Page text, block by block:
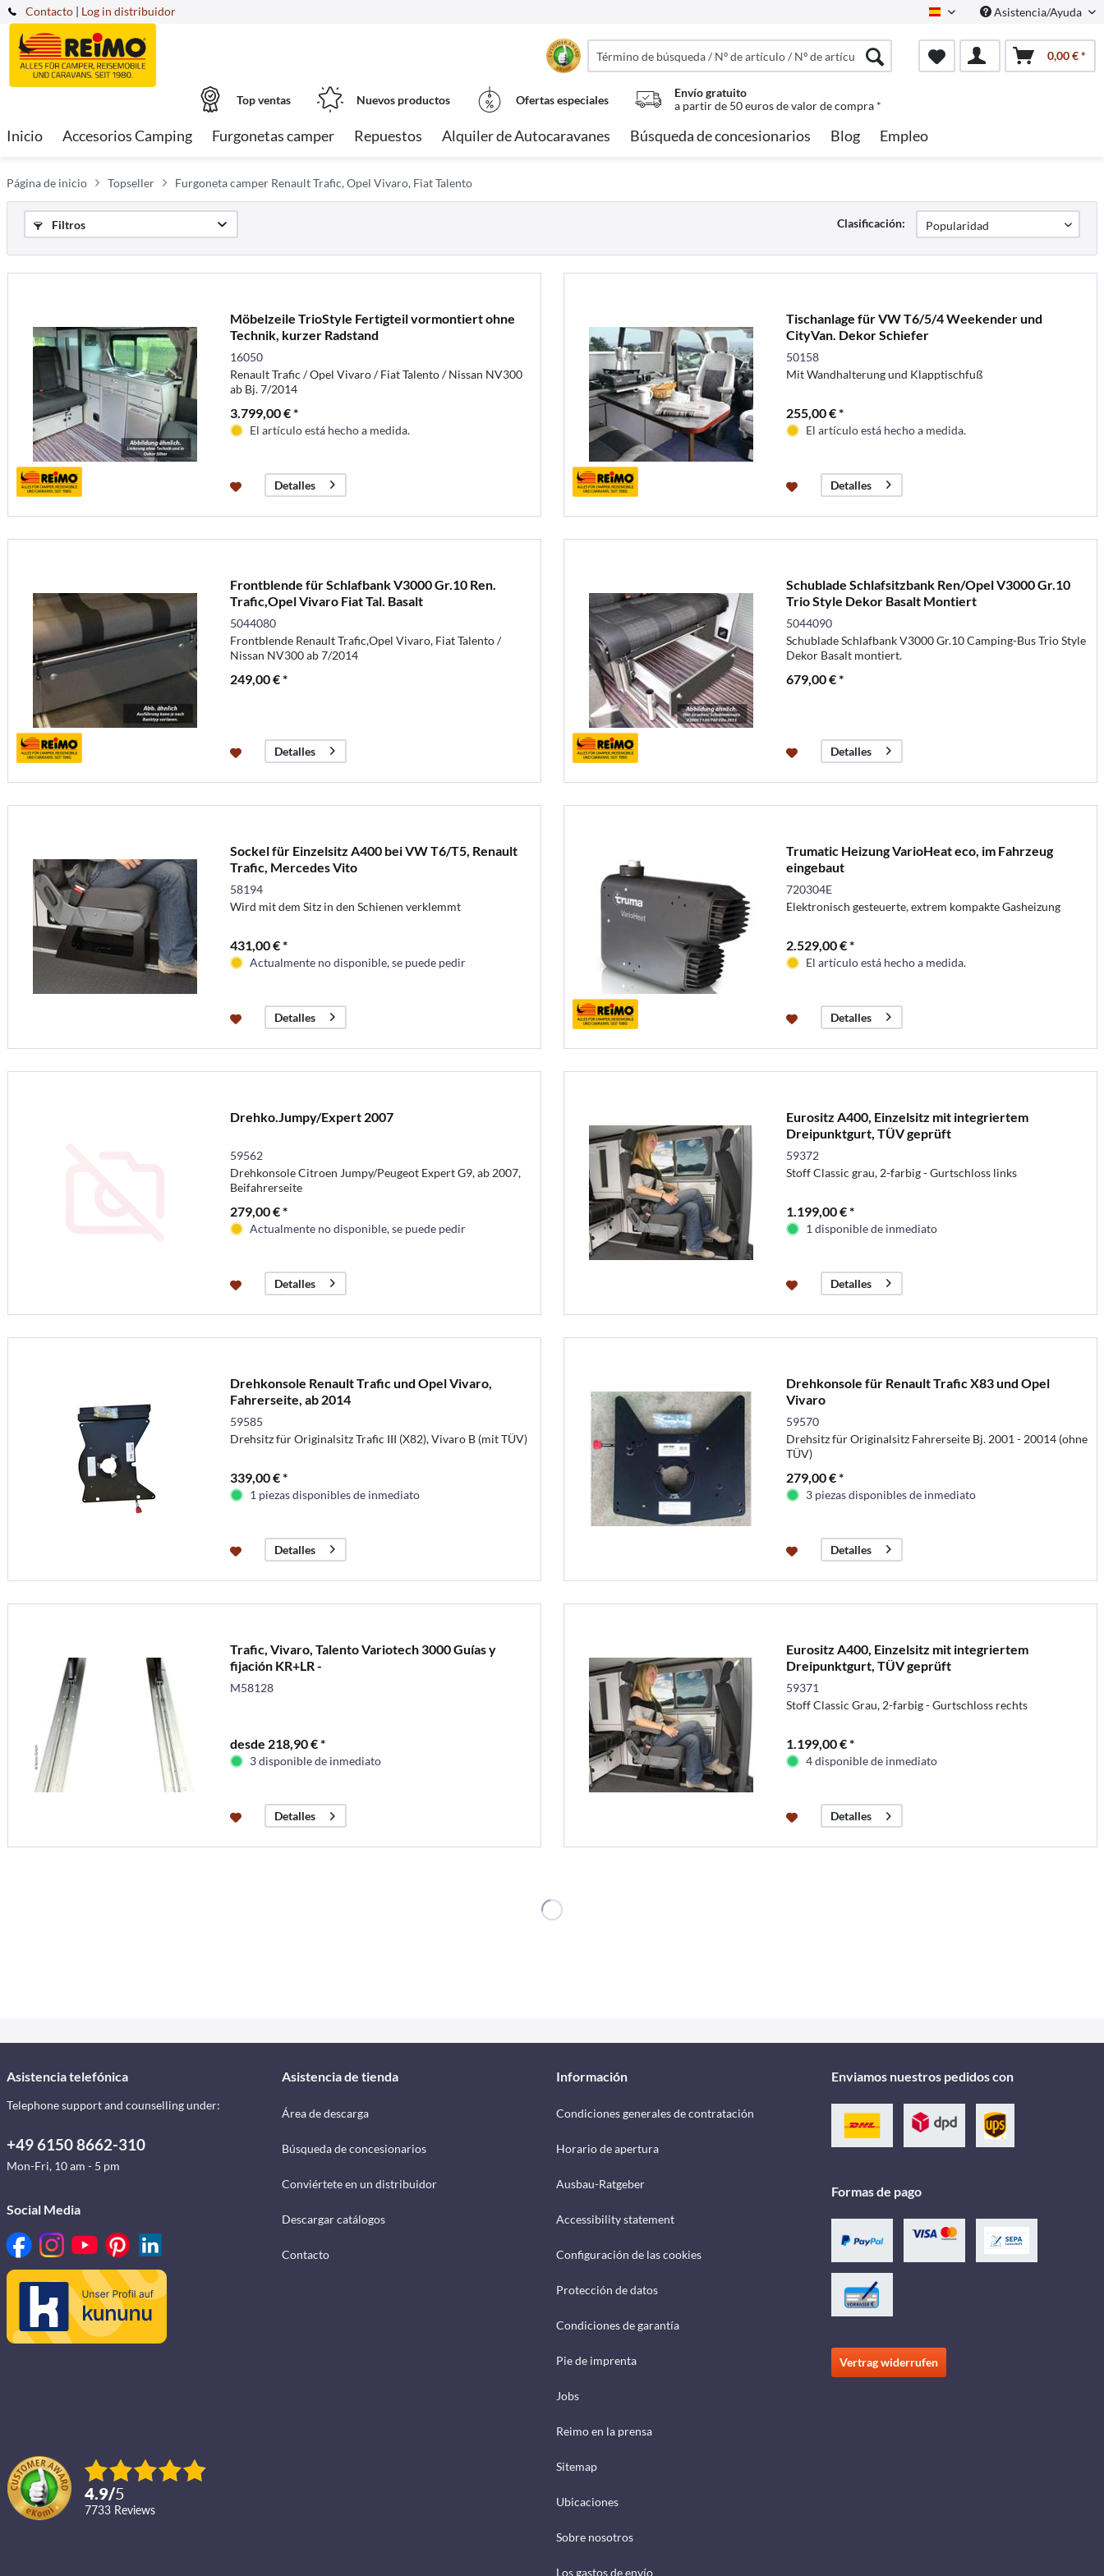
Contacto Spanisch Asistencia/Ayuda
| Log in distribuidor
0,00 € *
Top ventas Nuevos productos Ofertas especiales
Envío gratuito
a partir de 50 euros de valor de compra *
Inicio Accesorios Camping Furgonetas camper Repuestos Alquiler de Autocaravanes Búsqueda de concesionarios Blog Empleo
Página de inicio Topseller Furgoneta camper Renault Trafic, Opel Vivaro, Fiat Talento
Filtros Clasificación:
Möbelzeile TrioStyle Fertigteil vormontiert ohne
Technik, kurzer Radstand
16050
Renault Trafic / Opel Vivaro / Fiat Talento / Nissan NV300
ab Bj. 7/2014
3.799,00 € *
El artículo está hecho a medida.
Detalles
Tischanlage für VW T6/5/4 Weekender und
CityVan. Dekor Schiefer
50158
Mit Wandhalterung und Klapptischfuß
255,00 € *
El artículo está hecho a medida.
Detalles
Frontblende für Schlafbank V3000 Gr.10 Ren.
Trafic,Opel Vivaro Fiat Tal. Basalt
5044080
Frontblende Renault Trafic,Opel Vivaro, Fiat Talento /
Nissan NV300 ab 7/2014
249,00 € *
Detalles
Schublade Schlafsitzbank Ren/Opel V3000 Gr.10
Trio Style Dekor Basalt Montiert
5044090
Schublade Schlafbank V3000 Gr.10 Camping-Bus Trio Style
Dekor Basalt montiert.
679,00 € *
Detalles
Sockel für Einzelsitz A400 bei VW T6/T5, Renault
Trafic, Mercedes Vito
58194
Wird mit dem Sitz in den Schienen verklemmt
431,00 € *
Actualmente no disponible, se puede pedir
Detalles
Trumatic Heizung VarioHeat eco, im Fahrzeug
eingebaut
720304E
Elektronisch gesteuerte, extrem kompakte Gasheizung
2.529,00 € *
El artículo está hecho a medida.
Detalles
Drehko.Jumpy/Expert 2007
59562
Drehkonsole Citroen Jumpy/Peugeot Expert G9, ab 2007,
Beifahrerseite
279,00 € *
Actualmente no disponible, se puede pedir
Detalles
Eurositz A400, Einzelsitz mit integriertem
Dreipunktgurt, TÜV geprüft
59372
Stoff Classic grau, 2-farbig - Gurtschloss links
1.199,00 € *
1 disponible de inmediato
Detalles
Drehkonsole Renault Trafic und Opel Vivaro,
Fahrerseite, ab 2014
59585
Drehsitz für Originalsitz Trafic III (X82), Vivaro B (mit TÜV)
339,00 € *
1 piezas disponibles de inmediato
Detalles
Drehkonsole für Renault Trafic X83 und Opel
Vivaro
59570
Drehsitz für Originalsitz Fahrerseite Bj. 2001 - 20014 (ohne
TÜV)
279,00 € *
3 piezas disponibles de inmediato
Detalles
Trafic, Vivaro, Talento Variotech 3000 Guías y
fijación KR+LR -
M58128
desde 218,90 € *
3 disponible de inmediato
Detalles
Eurositz A400, Einzelsitz mit integriertem
Dreipunktgurt, TÜV geprüft
59371
Stoff Classic Grau, 2-farbig - Gurtschloss rechts
1.199,00 € *
4 disponible de inmediato
Detalles
Asistencia telefónica
Telephone support and counselling under:
+49 6150 8662-310
Mon-Fri, 10 am - 5 pm
Social Media
4.9/5
7733 reviews
Asistencia de tienda
Área de descarga
Búsqueda de concesionarios
Conviértete en un distribuidor
Descargar catálogos
Contacto
Información
Condiciones generales de contratación
Horario de apertura
Ausbau-Ratgeber
Accessibility statement
Configuración de las cookies
Protección de datos
Condiciones de garantía
Pie de imprenta
Jobs
Reimo en la prensa
Sitemap
Ubicaciones
Sobre nosotros
Los gastos de envío
Enviamos nuestros pedidos con
Formas de pago
Vertrag widerrufen